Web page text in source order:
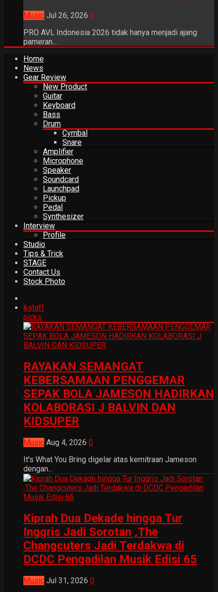
Music Jul 26, 2026 0
PRO AVL Indonesia 2026 tidak hanya menjadi ajang
pameran...
Home
News
Gear Review
New Product
Guitar
Keyboard
Bass
Drum
Cymbal
Snare
Amplifier
Microphone
Speaker
Soundcard
Launchpad
Pickup
Pedal
Synthesizer
Interview
Profile
Studio
Tips & Trick
STAGE
Contact Us
Stock Photo
6staff
picks
RAYAKAN SEMANGAT
KEBERSAMAAN PENGGEMAR
SEPAK BOLA JAMESON HADIRKAN
KOLABORASI J BALVIN DAN
KIDSUPER
Music Aug 4, 2026 0
It's What You Bring digelar atas kemitraan Jameson
dengan...
Kiprah Dua Dekade hingga Tur
Inggris Jadi Sorotan ,The
Changcuters Jadi Terdakwa di
DCDC Pengadilan Musik Edisi 65
Music Jul 31, 2026 0